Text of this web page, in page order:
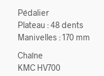
Pédalier
Plateau : 48 dents
Manivelles : 170 mm
Chaîne
KMC HV700